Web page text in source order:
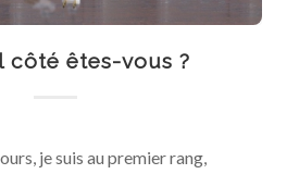
côté êtes-vous ?
je suis au premier rang,